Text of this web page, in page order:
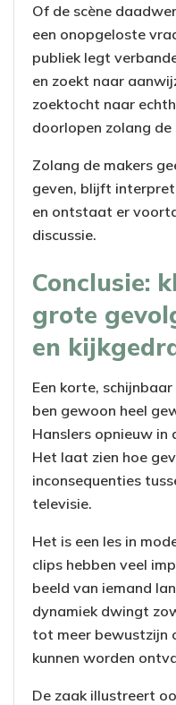
Of de scène
een onopgeloste
publiek legt
en zoekt naar
zoektocht naar
doorlopen zolang
Zolang de makers
geven, blijft
en ontstaat er
discussie.
Conclusie:
grote
en
Een korte,
ben gewoon heel
Hanslers opnieuw in
Het laat zien hoe
inconsequenties
televisie.
Het is een les in
clips hebben veel
beeld van iemand
dynamiek dwingt
tot meer bewustzijn
kunnen worden
De zaak illustreert